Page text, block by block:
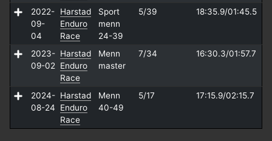
2022-
09-
04
Harstad
Enduro
Race
Sport
menn
24-39
5/39 18:35.9/01:45.5
2023-
09-02
Harstad
Enduro
Race
Menn
master
7/34 16:30.3/01:57.7
2024-
08-24
Harstad
Enduro
Race
Menn
40-49
5/17 17:15.9/02:15.7